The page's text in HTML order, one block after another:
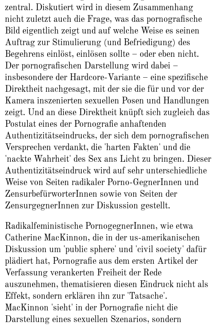
zentral. Diskutiert wird in diesem Zusammenhang
nicht zuletzt auch die Frage, was das pornografische
Bild eigentlich zeigt und auf welche Weise es seinen
Auftrag zur Stimulierung (und Befriedigung) des
Begehrens einlöst, einlösen sollte – oder eben nicht.
Der pornografischen Darstellung wird dabei –
insbesondere der Hardcore-Variante – eine spezifische
Direktheit nachgesagt, mit der sie die für und vor der
Kamera inszenierten sexuellen Posen und Handlungen
zeigt. Und an diese Direktheit knüpft sich zugleich das
Postulat eines der Pornografie anhaftenden
Authentizitätseindrucks, der sich dem pornografischen
Versprechen verdankt, die 'harten Fakten' und die
'nackte Wahrheit' des Sex ans Licht zu bringen. Dieser
Authentizitätseindruck wird auf sehr unterschiedliche
Weise von Seiten radikaler Porno-GegnerInnen und
ZensurbefürworterInnen sowie von Seiten der
ZensurgegnerInnen zur Diskussion gestellt.
Radikalfeministische PornogegnerInnen, wie etwa
Catherine MacKinnon, die in der us-amerikanischen
Diskussion um 'public sphere' und 'civil society' dafür
plädiert hat, Pornografie aus dem ersten Artikel der
Verfassung verankerten Freiheit der Rede
auszunehmen, thematisieren diesen Eindruck nicht als
Effekt, sondern erklären ihn zur 'Tatsache'.
MacKinnon 'sieht' in der Pornografie nicht die
Darstellung eines sexuellen Szenarios, sondern